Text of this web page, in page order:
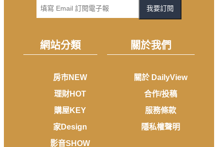
我要訂閱
網站分類
房市NEW
理財HOT
購屋KEY
家Design
影音SHOW
關於我們
關於 DailyView
合作/投稿
服務條款
隱私權聲明